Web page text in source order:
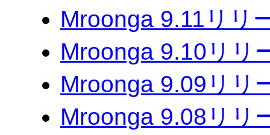
Mroonga 9.11リリ
Mroonga 9.10リリ
Mroonga 9.09リリ
Mroonga 9.08リリ